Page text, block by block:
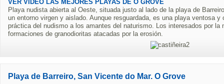
VER VIDEO LAS MEJORES PLAYAS DE O GROVE
Playa nudista abierta al Oeste, situada justo al lado de la playa de
un entorno virgen y aislado. Aunque resguardada, es una playa ventosa y
práctica del nudismo a los amantes del naturismo. Los interesados por la
formaciones de granodioritas atacadas por la erosión.
Playa de Barreiro, San Vicente do Mar. O Grove